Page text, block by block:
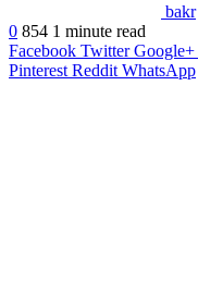
bakr
0 854 1 minute read
Facebook Twitter Google+
Pinterest Reddit WhatsApp